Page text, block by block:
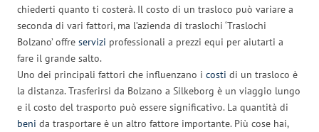
chiederti quanto ti costerà. Il costo di un trasloco può variare a
seconda di vari fattori, ma l’azienda di traslochi ‘Traslochi
Bolzano’ offre servizi professionali a prezzi equi per aiutarti a
fare il grande salto.
Uno dei principali fattori che influenzano i costi di un trasloco è
la distanza. Trasferirsi da Bolzano a Silkeborg è un viaggio lungo
e il costo del trasporto può essere significativo. La quantità di
beni da trasportare è un altro fattore importante. Più cose hai,